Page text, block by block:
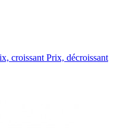
croissantPrix, décroissant